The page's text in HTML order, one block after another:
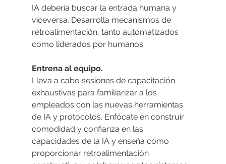
IA debería buscar la entrada humana y
viceversa. Desarrolla mecanismos de
retroalimentación, tanto automatizados
como liderados por humanos.
Entrena al equipo.
Lleva a cabo sesiones de capacitación
exhaustivas para familiarizar a los
empleados con las nuevas herramientas
de IA y protocolos. Enfócate en construir
comodidad y confianza en las
capacidades de la IA y enseña cómo
proporcionar retroalimentación